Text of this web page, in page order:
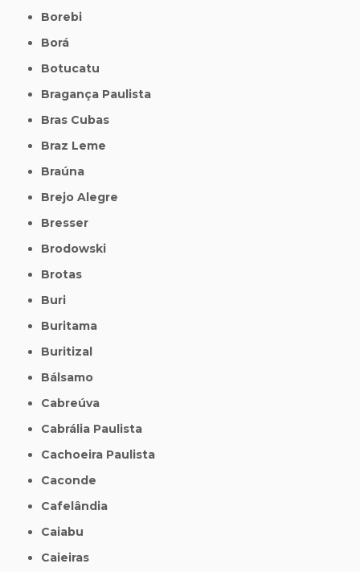
Borebi
Borá
Botucatu
Bragança Paulista
Bras Cubas
Braz Leme
Braúna
Brejo Alegre
Bresser
Brodowski
Brotas
Buri
Buritama
Buritizal
Bálsamo
Cabreúva
Cabrália Paulista
Cachoeira Paulista
Caconde
Cafelândia
Caiabu
Caieiras